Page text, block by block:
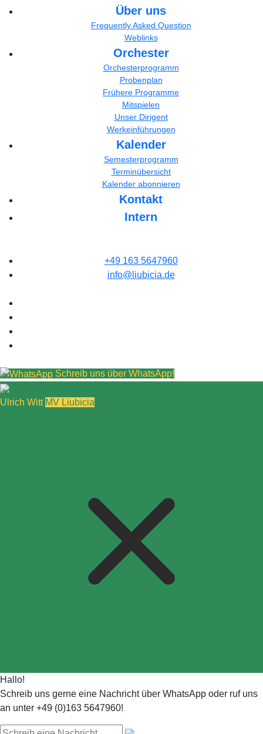
Über uns
Frequently Asked Question
Weblinks
Orchester
Orchesterprogramm
Probenplan
Frühere Programme
Mitspielen
Unser Dirigent
Werkeinführungen
Kalender
Semesterprogramm
Terminübersicht
Kalender abonnieren
Kontakt
Intern
+49 163 5647960
info@liubicia.de
Schreib uns über WhatsApp!
Ulrich Witt MV Liubicia
Hallo!
Schreib uns gerne eine Nachricht über WhatsApp oder ruf uns
an unter +49 (0)163 5647960!